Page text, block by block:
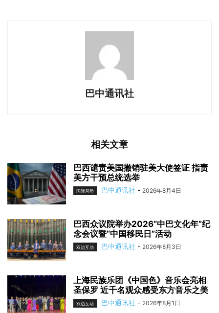
巴中通讯社
相关文章
巴西谴责美国撤销驻美大使签证 指责
美方干预总统选举
国际局势 巴中通讯社 - 2026年8月4日
巴西众议院举办2026“中巴文化年”纪
念会议暨“中国移民日”活动
双边互动 巴中通讯社 - 2026年8月3日
上海民族乐团《中国色》音乐会亮相
圣保罗 近千名观众感受东方音乐之美
双边互动 巴中通讯社 - 2026年8月1日